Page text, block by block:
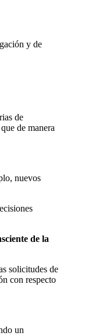
y de
de
de manera
nuevos
de la
solicitudes de
con respecto
un